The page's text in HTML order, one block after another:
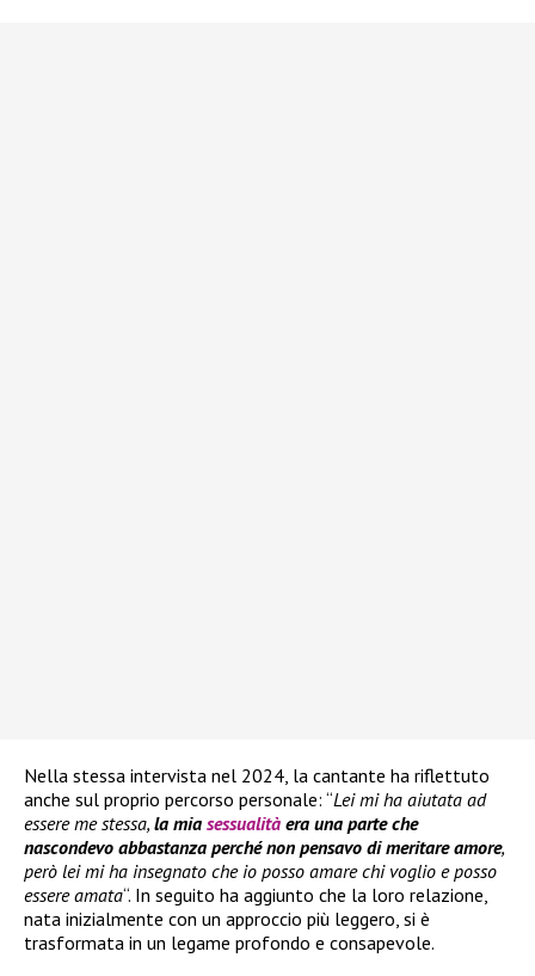
Nella stessa intervista nel 2024, la cantante ha riflettuto
anche sul proprio percorso personale: “Lei mi ha aiutata ad
essere me stessa, la mia sessualità era una parte che
nascondevo abbastanza perché non pensavo di meritare amore,
però lei mi ha insegnato che io posso amare chi voglio e posso
essere amata“. In seguito ha aggiunto che la loro relazione,
nata inizialmente con un approccio più leggero, si è
trasformata in un legame profondo e consapevole.